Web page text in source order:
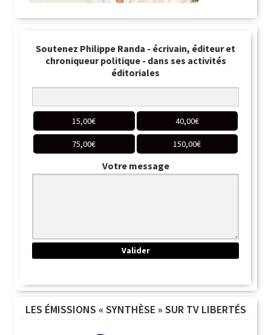
Soutenez Philippe Randa - écrivain, éditeur et
chroniqueur politique - dans ses activités
éditoriales
15,00€ 40,00€
75,00€ 150,00€
Votre message
LES ÉMISSIONS « SYNTHÈSE » SUR TV LIBERTÉS